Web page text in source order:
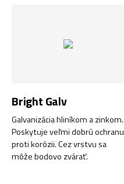
Bright Galv
Galvanizácia hliníkom a zinkom.
Poskytuje veľmi dobrú ochranu
proti korózii. Cez vrstvu sa
môže bodovo zvárať.